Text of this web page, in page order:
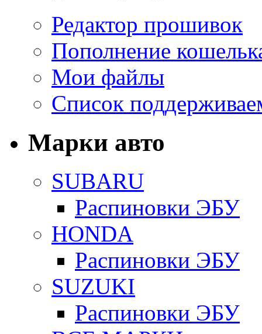
Редактор прошивок
Пополнение
Мои файлы
Список
Марки авто
SUBARU
Распиновки ЭБУ
HONDA
Распиновки ЭБУ
SUZUKI
Распиновки ЭБУ